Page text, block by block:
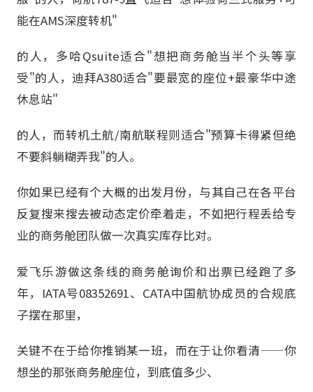
能在AMS深度转机"
的人，多哈Qsuite适合"想把商务舱当半个头等享
受"的人，迪拜A380适合"要最宽的座位+最豪华中途
休息站"
的人，而转机土航/南航联程则适合"预算卡得紧但绝
不要斜躺糊弄我"的人。
你如果已经有个大概的出发月份，与其自己在各平台
反复搜来搜去被动态定价牵着走，不如把行程丢给专
业的商务舱团队做一次真实库存比对。
爱飞乐游做这条线的商务舱询价和出票已经跑了多
年，IATA号08352691、CATA中国航协成员的合规底
子摆在那里，
关键不在于给你推销某一班，而在于让你看清——你
想坐的那张商务舱座位，到底值多少、